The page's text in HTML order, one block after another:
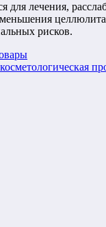
лечения,
рисков.